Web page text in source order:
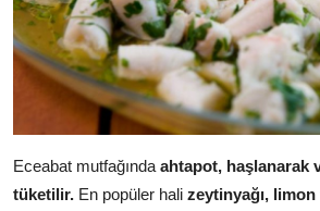
Eceabat mutfağında ahtapot, haşlanarak
tüketilir. En popüler hali zeytinyağı, limon